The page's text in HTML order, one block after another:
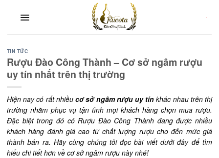
TIN TỨC
Rượu Đào Công Thành – Cơ sở ngâm rượu
uy tín nhất trên thị trường
Hiện nay có rất nhiềucơ sở ngâm rượu uy tín khác nhau trên thị
trường nhằm phục vụ tận tình mọi khách hàng chọn mua rượu.
Đặc biệt trong đó có Rượu Đào Công Thành đang được nhiều
khách hàng đánh giá cao từ chất lượng rượu cho đến mức giá
thành bán ra. Hãy cùng chúng tôi đọc bài viết dưới đây để tìm
hiểu chi tiết hơn về cơ sở ngâm rượu này nhé!